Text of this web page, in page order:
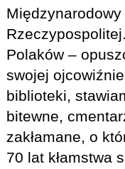
Polaków –
swojej
biblioteki,
bitewne,
zakłamane, o
70 lat kłamstwa